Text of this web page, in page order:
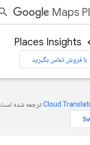
Maps
Places Insights
با فروش تماس بگیرید
ترجمه شده است.